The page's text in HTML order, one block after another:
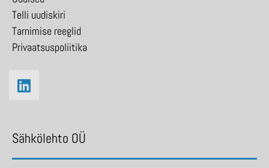
Telli uudiskiri
Tarnimise reeglid
Privaatsuspoliitika
Sähkölehto OÜ